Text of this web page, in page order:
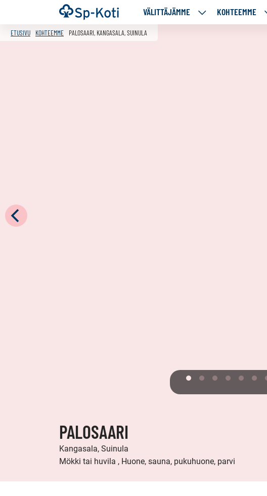
Siirry
sisältöön
Etusivu VÄLITTÄJÄMME
VÄLITTÄJÄMME
KOHTEEMME
ETUSIVU KOHTEEMME PALOSAARI, KANGASALA, SUINULA
PALOSAARI
Kangasala, Suinula
Mökki tai huvila , Huone, sauna, pukuhuone, parvi